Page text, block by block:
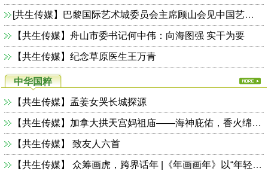
[共生传媒】巴黎国际艺术城委员会主席顾山会见中国艺术家一行
【共生传媒】舟山市委书记何中伟：向海图强 实干为要
【共生传媒】纪念草原医生王万青
中华国粹
【共生传媒】孟姜女哭长城探源
【共生传媒】加拿大拱天宫妈祖庙——海神庇佑，香火绵延的信仰圣地
【共生传媒】 ​​​​​​​致友人六首
【共生传媒】 ​​​​​​​众筹画虎，跨界话年 |《年画画年》以“年轻化”笔触创新勾勒传统民俗